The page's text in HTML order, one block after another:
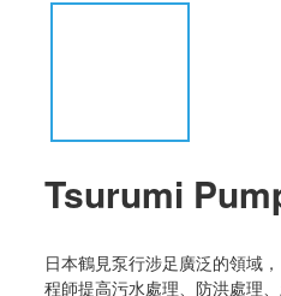
Tsurumi
日本鶴見泵行涉足廣泛的領域
程師提高污水處理、防洪處理